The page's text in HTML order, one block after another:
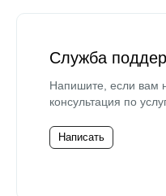
Служба
Напишите, если вам
консультация по
Написать